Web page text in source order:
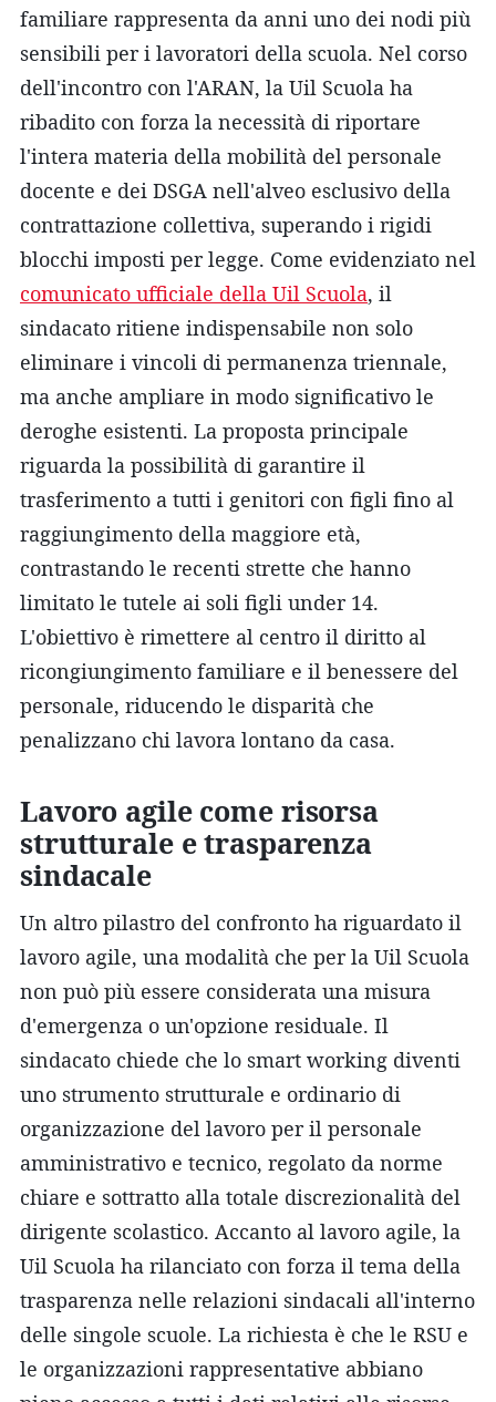
familiare rappresenta da anni uno dei nodi più
sensibili per i lavoratori della scuola. Nel corso
dell'incontro con l'ARAN, la Uil Scuola ha
ribadito con forza la necessità di riportare
l'intera materia della mobilità del personale
docente e dei DSGA nell'alveo esclusivo della
contrattazione collettiva, superando i rigidi
blocchi imposti per legge. Come evidenziato nel
comunicato ufficiale della Uil Scuola, il
sindacato ritiene indispensabile non solo
eliminare i vincoli di permanenza triennale,
ma anche ampliare in modo significativo le
deroghe esistenti. La proposta principale
riguarda la possibilità di garantire il
trasferimento a tutti i genitori con figli fino al
raggiungimento della maggiore età,
contrastando le recenti strette che hanno
limitato le tutele ai soli figli under 14.
L'obiettivo è rimettere al centro il diritto al
ricongiungimento familiare e il benessere del
personale, riducendo le disparità che
penalizzano chi lavora lontano da casa.
Lavoro agile come risorsa
strutturale e trasparenza
sindacale
Un altro pilastro del confronto ha riguardato il
lavoro agile, una modalità che per la Uil Scuola
non può più essere considerata una misura
d'emergenza o un'opzione residuale. Il
sindacato chiede che lo smart working diventi
uno strumento strutturale e ordinario di
organizzazione del lavoro per il personale
amministrativo e tecnico, regolato da norme
chiare e sottratto alla totale discrezionalità del
dirigente scolastico. Accanto al lavoro agile, la
Uil Scuola ha rilanciato con forza il tema della
trasparenza nelle relazioni sindacali all'interno
delle singole scuole. La richiesta è che le RSU e
le organizzazioni rappresentative abbiano